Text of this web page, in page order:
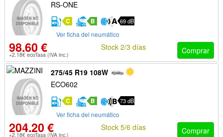
RS-ONE
C B 69 dB
Ver ficha del neumático
98.60 €
+2.18€ ecoTasa (IVA inc.) Comprar
Stock 2/3 días
275/45 R19 108W
ECO602
C B 73 dB
Ver ficha del neumático
204.20 €
+2.18€ ecoTasa (IVA inc.) Comprar
Stock 5/6 días